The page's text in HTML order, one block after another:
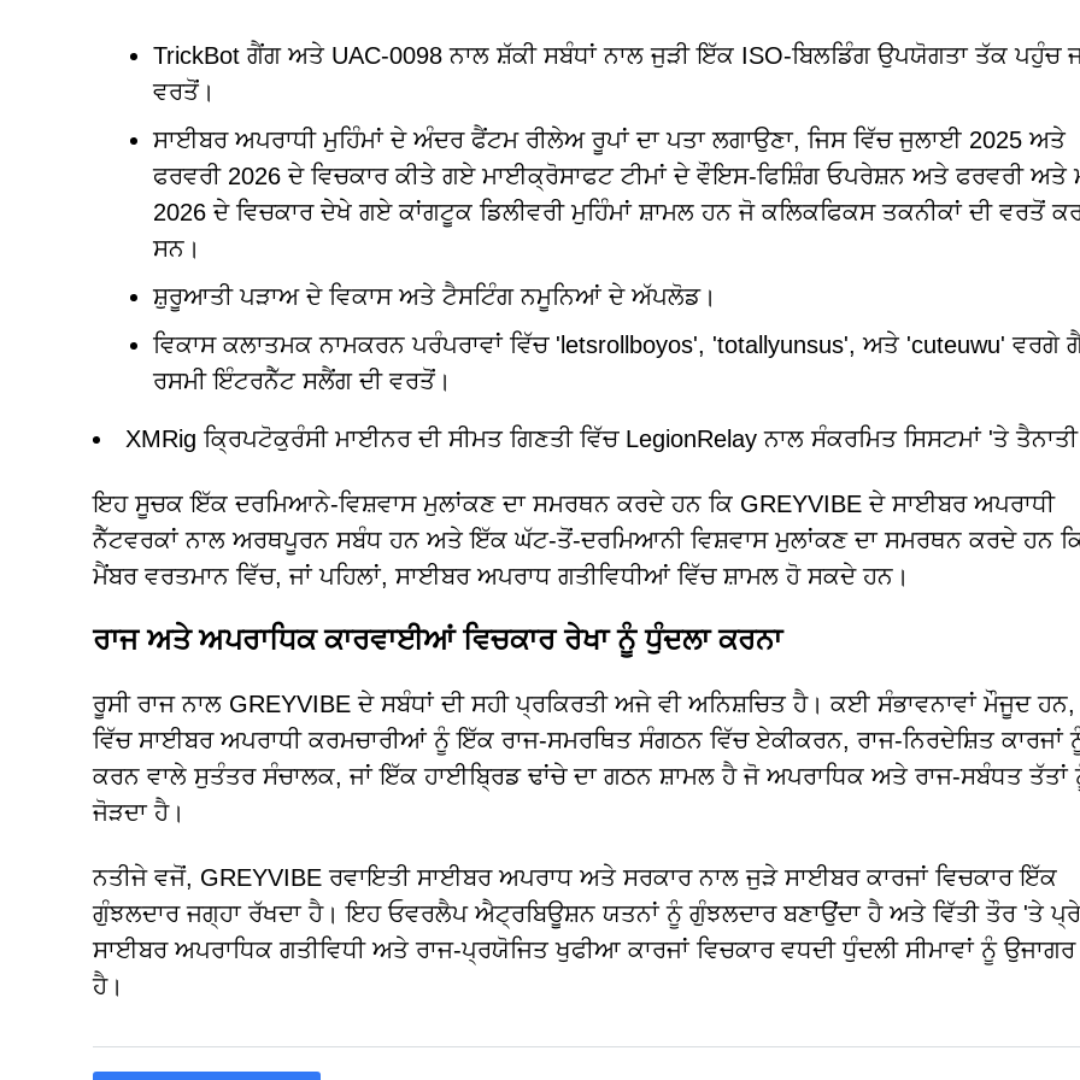
TrickBot ਗੈਂਗ ਅਤੇ UAC-0098 ਨਾਲ ਸ਼ੱਕੀ ਸਬੰਧਾਂ ਨਾਲ ਜੁੜੀ ਇੱਕ ISO-ਬਿਲਡਿੰਗ ਉਪਯੋਗਤਾ ਤੱਕ ਪਹੁੰਚ
ਵਰਤੋਂ।
ਸਾਈਬਰ ਅਪਰਾਧੀ ਮੁਹਿੰਮਾਂ ਦੇ ਅੰਦਰ ਫੈਂਟਮ ਰੀਲੇਅ ਰੂਪਾਂ ਦਾ ਪਤਾ ਲਗਾਉਣਾ, ਜਿਸ ਵਿੱਚ ਜੁਲਾਈ 2025 ਅਤੇ
ਫਰਵਰੀ 2026 ਦੇ ਵਿਚਕਾਰ ਕੀਤੇ ਗਏ ਮਾਈਕ੍ਰੋਸਾਫਟ ਟੀਮਾਂ ਦੇ ਵੌਇਸ-ਫਿਸ਼ਿੰਗ ਓਪਰੇਸ਼ਨ ਅਤੇ ਫਰਵਰੀ ਅਤੇ
2026 ਦੇ ਵਿਚਕਾਰ ਦੇਖੇ ਗਏ ਕਾਂਗਟੂਕ ਡਿਲੀਵਰੀ ਮੁਹਿੰਮਾਂ ਸ਼ਾਮਲ ਹਨ ਜੋ ਕਲਿਕਫਿਕਸ ਤਕਨੀਕਾਂ ਦੀ ਵਰਤੋਂ
ਸਨ।
ਸ਼ੁਰੂਆਤੀ ਪੜਾਅ ਦੇ ਵਿਕਾਸ ਅਤੇ ਟੈਸਟਿੰਗ ਨਮੂਨਿਆਂ ਦੇ ਅੱਪਲੋਡ।
ਵਿਕਾਸ ਕਲਾਤਮਕ ਨਾਮਕਰਨ ਪਰੰਪਰਾਵਾਂ ਵਿੱਚ 'letsrollboyos', 'totallyunsus', ਅਤੇ 'cuteuwu' ਵਰਗੇ
ਰਸਮੀ ਇੰਟਰਨੈੱਟ ਸਲੈਂਗ ਦੀ ਵਰਤੋਂ।
XMRig ਕ੍ਰਿਪਟੋਕੁਰੰਸੀ ਮਾਈਨਰ ਦੀ ਸੀਮਤ ਗਿਣਤੀ ਵਿੱਚ LegionRelay ਨਾਲ ਸੰਕਰਮਿਤ ਸਿਸਟਮਾਂ 'ਤੇ
ਇਹ ਸੂਚਕ ਇੱਕ ਦਰਮਿਆਨੇ-ਵਿਸ਼ਵਾਸ ਮੁਲਾਂਕਣ ਦਾ ਸਮਰਥਨ ਕਰਦੇ ਹਨ ਕਿ GREYVIBE ਦੇ ਸਾਈਬਰ ਅਪਰਾਧੀ
ਨੈੱਟਵਰਕਾਂ ਨਾਲ ਅਰਥਪੂਰਨ ਸਬੰਧ ਹਨ ਅਤੇ ਇੱਕ ਘੱਟ-ਤੋਂ-ਦਰਮਿਆਨੀ ਵਿਸ਼ਵਾਸ ਮੁਲਾਂਕਣ ਦਾ ਸਮਰਥਨ ਕਰਦੇ ਹਨ
ਮੈਂਬਰ ਵਰਤਮਾਨ ਵਿੱਚ, ਜਾਂ ਪਹਿਲਾਂ, ਸਾਈਬਰ ਅਪਰਾਧ ਗਤੀਵਿਧੀਆਂ ਵਿੱਚ ਸ਼ਾਮਲ ਹੋ ਸਕਦੇ ਹਨ।
ਰਾਜ ਅਤੇ ਅਪਰਾਧਿਕ ਕਾਰਵਾਈਆਂ ਵਿਚਕਾਰ ਰੇਖਾ ਨੂੰ ਧੁੰਦਲਾ ਕਰਨਾ
ਰੂਸੀ ਰਾਜ ਨਾਲ GREYVIBE ਦੇ ਸਬੰਧਾਂ ਦੀ ਸਹੀ ਪ੍ਰਕਿਰਤੀ ਅਜੇ ਵੀ ਅਨਿਸ਼ਚਿਤ ਹੈ। ਕਈ ਸੰਭਾਵਨਾਵਾਂ ਮੌਜੂਦ ਹਨ,
ਵਿੱਚ ਸਾਈਬਰ ਅਪਰਾਧੀ ਕਰਮਚਾਰੀਆਂ ਨੂੰ ਇੱਕ ਰਾਜ-ਸਮਰਥਿਤ ਸੰਗਠਨ ਵਿੱਚ ਏਕੀਕਰਨ, ਰਾਜ-ਨਿਰਦੇਸ਼ਿਤ ਕਾਰਜਾਂ
ਕਰਨ ਵਾਲੇ ਸੁਤੰਤਰ ਸੰਚਾਲਕ, ਜਾਂ ਇੱਕ ਹਾਈਬ੍ਰਿਡ ਢਾਂਚੇ ਦਾ ਗਠਨ ਸ਼ਾਮਲ ਹੈ ਜੋ ਅਪਰਾਧਿਕ ਅਤੇ ਰਾਜ-ਸਬੰਧਤ ਤੱਤਾਂ
ਜੋੜਦਾ ਹੈ।
ਨਤੀਜੇ ਵਜੋਂ, GREYVIBE ਰਵਾਇਤੀ ਸਾਈਬਰ ਅਪਰਾਧ ਅਤੇ ਸਰਕਾਰ ਨਾਲ ਜੁੜੇ ਸਾਈਬਰ ਕਾਰਜਾਂ ਵਿਚਕਾਰ ਇੱਕ
ਗੁੰਝਲਦਾਰ ਜਗ੍ਹਾ ਰੱਖਦਾ ਹੈ। ਇਹ ਓਵਰਲੈਪ ਐਟ੍ਰਬਿਊਸ਼ਨ ਯਤਨਾਂ ਨੂੰ ਗੁੰਝਲਦਾਰ ਬਣਾਉਂਦਾ ਹੈ ਅਤੇ ਵਿੱਤੀ ਤੌਰ 'ਤੇ
ਸਾਈਬਰ ਅਪਰਾਧਿਕ ਗਤੀਵਿਧੀ ਅਤੇ ਰਾਜ-ਪ੍ਰਯੋਜਿਤ ਖੁਫੀਆ ਕਾਰਜਾਂ ਵਿਚਕਾਰ ਵਧਦੀ ਧੁੰਦਲੀ ਸੀਮਾਵਾਂ ਨੂੰ
ਹੈ।